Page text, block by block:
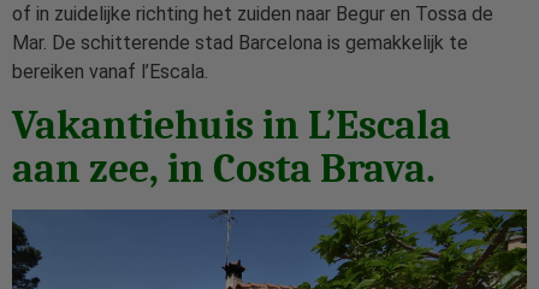
of in zuidelijke richting het zuiden naar Begur en Tossa de
Mar. De schitterende stad Barcelona is gemakkelijk te
bereiken vanaf l’Escala.
Vakantiehuis in L’Escala
aan zee, in Costa Brava.